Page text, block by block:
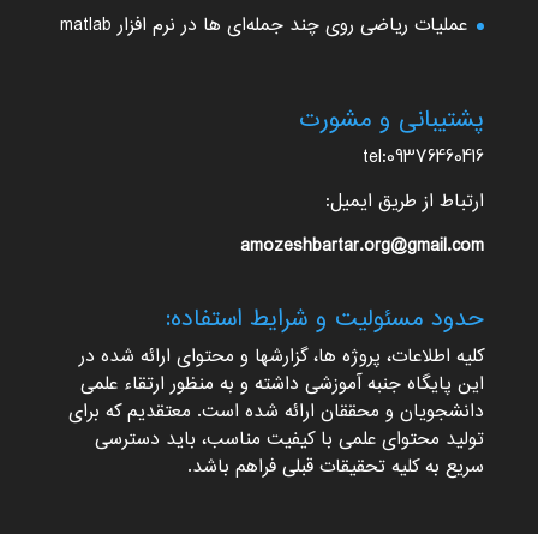
عملیات ریاضی روی چند جمله‌ای ها در نرم افزار matlab
پشتیبانی و مشورت
tel:09376460416
ارتباط از طریق ایمیل:
amozeshbartar.org@gmail.com
حدود مسئولیت و شرایط استفاده:
کلیه اطلاعات، پروژه ها، گزارشها و محتوای ارائه شده در
این پایگاه جنبه آموزشی داشته و به منظور ارتقاء علمی
دانشجویان و محققان ارائه شده است. معتقدیم که برای
تولید محتوای علمی با کیفیت مناسب، باید دسترسی
سریع به کلیه تحقیقات قبلی فراهم باشد.